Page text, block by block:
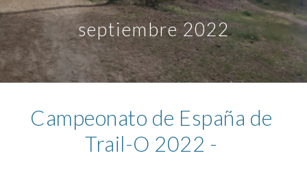
septiembre 2022
Campeonato de España de
Trail-O 2022 -